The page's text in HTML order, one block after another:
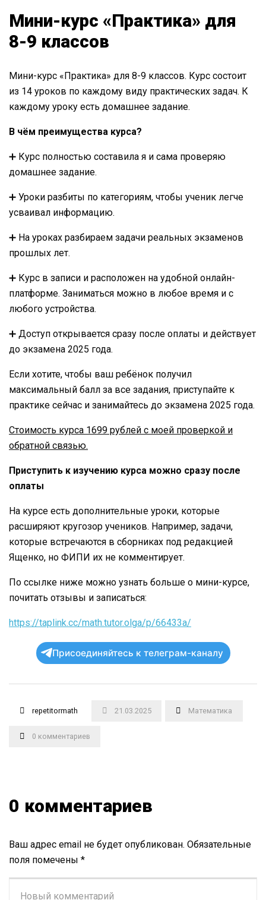
Мини-курс «Практика» для
8-9 классов
Мини-курс «Практика» для 8-9 классов. Курс состоит
из 14 уроков по каждому виду практических задач. К
каждому уроку есть домашнее задание.
В чём преимущества курса?
➕ Курс полностью составила я и сама проверяю
домашнее задание.
➕ Уроки разбиты по категориям, чтобы ученик легче
усваивал информацию.
➕ На уроках разбираем задачи реальных экзаменов
прошлых лет.
➕ Курс в записи и расположен на удобной онлайн-
платформе. Заниматься можно в любое время и с
любого устройства.
➕ Доступ открывается сразу после оплаты и действует
до экзамена 2025 года.
Если хотите, чтобы ваш ребёнок получил
максимальный балл за все задания, приступайте к
практике сейчас и занимайтесь до экзамена 2025 года.
Стоимость курса 1699 рублей с моей проверкой и
обратной связью.
Приступить к изучению курса можно сразу после
оплаты
На курсе есть дополнительные уроки, которые
расширяют кругозор учеников. Например, задачи,
которые встречаются в сборниках под редакцией
Ященко, но ФИПИ их не комментирует.
По ссылке ниже можно узнать больше о мини-курсе,
почитать отзывы и записаться:
https://taplink.cc/math.tutor.olga/p/66433a/
Присоединяйтесь к телеграм-каналу
repetitormath 21.03.2025 Математика
0 комментариев
0 комментариев
Ваш адрес email не будет опубликован. Обязательные
поля помечены *